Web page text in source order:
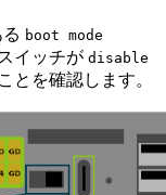
boot mode
イッチが disable
とを確認します。